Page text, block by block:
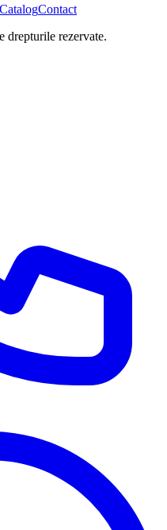
CatalogContact
drepturile rezervate.